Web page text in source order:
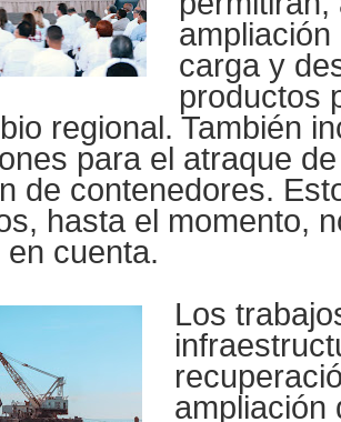
carga y
productos
regional. También
para el atraque
de contenedores.
hasta el momento,
cuenta.
Los
ampliación